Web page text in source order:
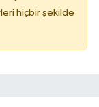
hiçbir şekilde